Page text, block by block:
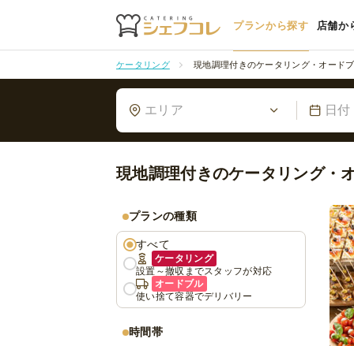
プランから探す 店舗か
ケータリング 現地調理付きのケータリング・オード
エリア 日付
現地調理付きのケータリング・
プランの種類
すべて
ケータリング
設置～撤収までスタッフが対応
オードブル
使い捨て容器でデリバリー
時間帯